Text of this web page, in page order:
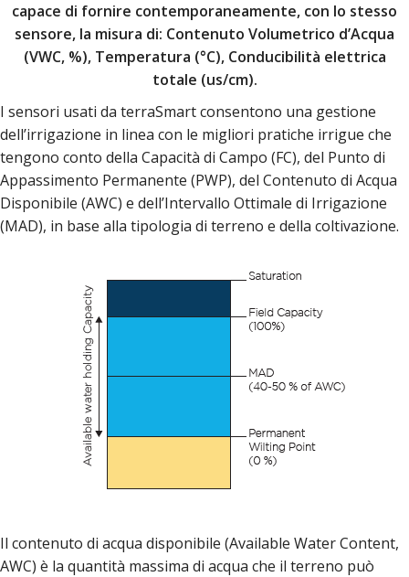
capace di fornire contemporaneamente, con lo stesso
sensore, la misura di: Contenuto Volumetrico d’Acqua
(VWC, %), Temperatura (°C), Conducibilità elettrica
totale (us/cm).
I sensori usati da terraSmart consentono una gestione
dell’irrigazione in linea con le migliori pratiche irrigue che
tengono conto della Capacità di Campo (FC), del Punto di
Appassimento Permanente (PWP), del Contenuto di Acqua
Disponibile (AWC) e dell’Intervallo Ottimale di Irrigazione
(MAD), in base alla tipologia di terreno e della coltivazione.
Il contenuto di acqua disponibile (Available Water Content,
AWC) è la quantità massima di acqua che il terreno può